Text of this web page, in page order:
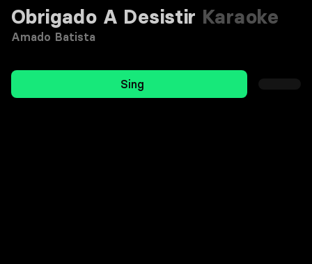
Obrigado A Desistir Karaoke
Amado Batista
Sing